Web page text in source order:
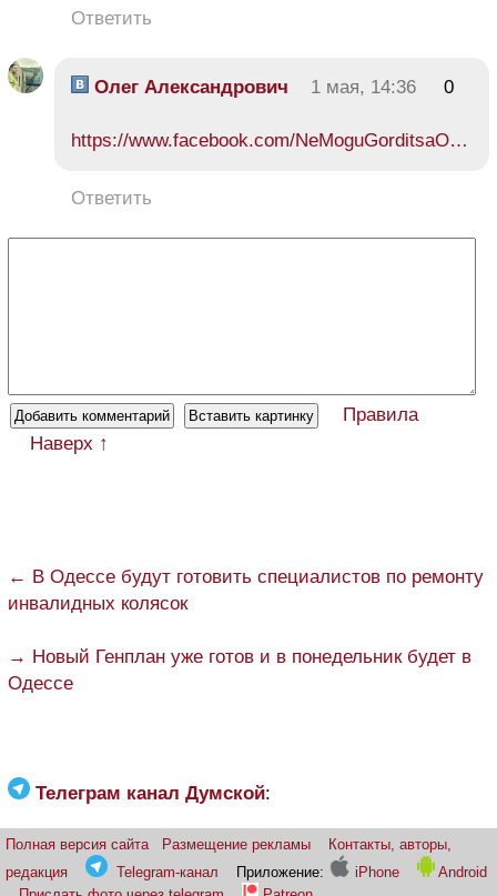
Ответить
Олег Александрович 1 мая, 14:36 0
https://www.facebook.com/NeMoguGorditsaO…
Ответить
Правила
Наверх ↑
← В Одессе будут готовить специалистов по ремонту
инвалидных колясок
→ Новый Генплан уже готов и в понедельник будет в
Одессе
Телеграм канал Думской:
Полная версия сайта Размещение рекламы
Контакты, авторы,
редакция
Telegram-канал Приложение: iPhone
Android